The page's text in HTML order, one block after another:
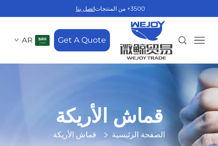
3500+ من المنتجات اتصل بنا
Get A Quote
AR
قماش الأريكة
الصفحة الرئيسية قماش الأريكة